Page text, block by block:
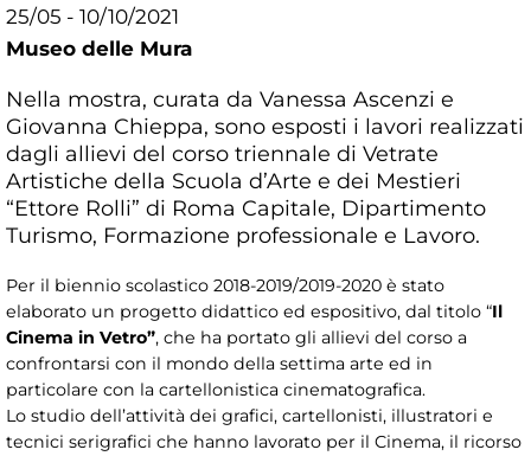
25/05 - 10/10/2021
Museo delle Mura
Nella mostra, curata da Vanessa Ascenzi e
Giovanna Chieppa, sono esposti i lavori realizzati
dagli allievi del corso triennale di Vetrate
Artistiche della Scuola d’Arte e dei Mestieri
“Ettore Rolli” di Roma Capitale, Dipartimento
Turismo, Formazione professionale e Lavoro.
Per il biennio scolastico 2018-2019/2019-2020 è stato
elaborato un progetto didattico ed espositivo, dal titolo “Il
Cinema in Vetro”, che ha portato gli allievi del corso a
confrontarsi con il mondo della settima arte ed in
particolare con la cartellonistica cinematografica.
Lo studio dell’attività dei grafici, cartellonisti, illustratori e
tecnici serigrafici che hanno lavorato per il Cinema, il ricorso